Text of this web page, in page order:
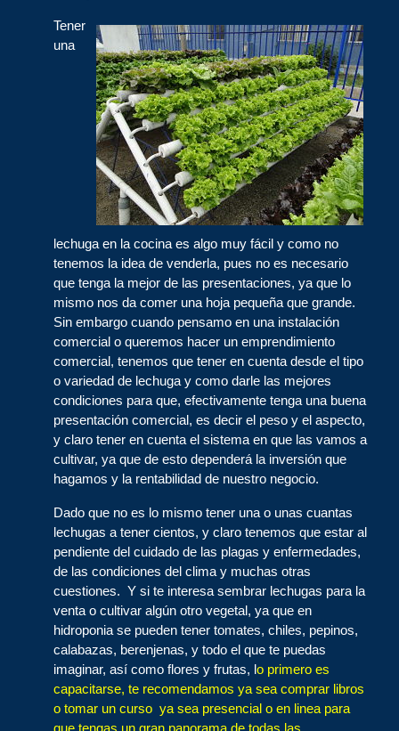
Tener
una
lechuga en la cocina es algo muy fácil y como no
tenemos la idea de venderla, pues no es necesario
que tenga la mejor de las presentaciones, ya que lo
mismo nos da comer una hoja pequeña que grande.
Sin embargo cuando pensamo en una instalación
comercial o queremos hacer un emprendimiento
comercial, tenemos que tener en cuenta desde el tipo
o variedad de lechuga y como darle las mejores
condiciones para que, efectivamente tenga una buena
presentación comercial, es decir el peso y el aspecto,
y claro tener en cuenta el sistema en que las vamos a
cultivar, ya que de esto dependerá la inversión que
hagamos y la rentabilidad de nuestro negocio.
Dado que no es lo mismo tener una o unas cuantas
lechugas a tener cientos, y claro tenemos que estar al
pendiente del cuidado de las plagas y enfermedades,
de las condiciones del clima y muchas otras
cuestiones. Y si te interesa sembrar lechugas para la
venta o cultivar algún otro vegetal, ya que en
hidroponia se pueden tener tomates, chiles, pepinos,
calabazas, berenjenas, y todo el que te puedas
imaginar, así como flores y frutas, lo primero es
capacitarse, te recomendamos ya sea comprar libros
o tomar un curso ya sea presencial o en linea para
que tengas un gran panorama de todas las